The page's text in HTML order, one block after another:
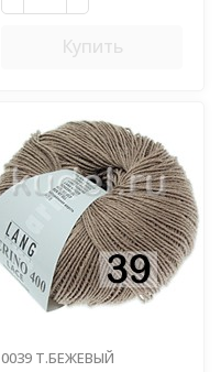
Купить
0039 Т.БЕЖЕВЫЙ